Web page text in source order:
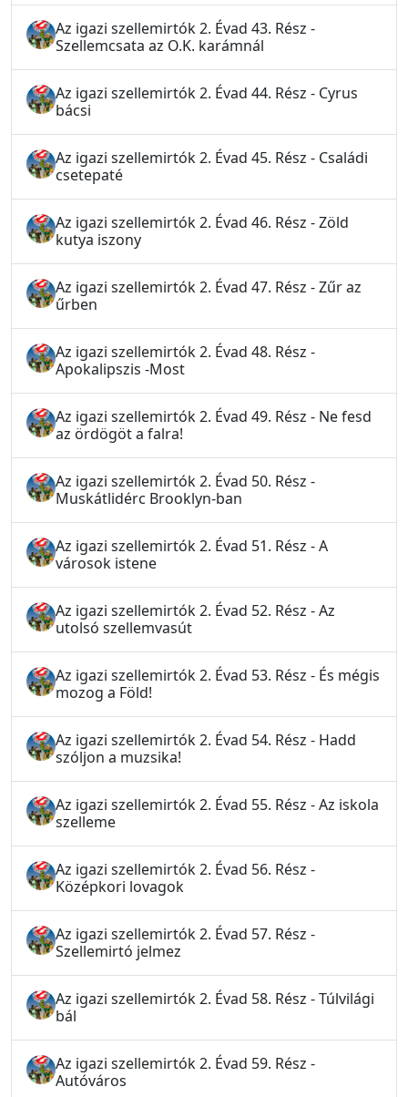
Az igazi szellemirtók 2. Évad 43. Rész -
Szellemcsata az O.K. karámnál
Az igazi szellemirtók 2. Évad 44. Rész - Cyrus
bácsi
Az igazi szellemirtók 2. Évad 45. Rész - Családi
csetepaté
Az igazi szellemirtók 2. Évad 46. Rész - Zöld
kutya iszony
Az igazi szellemirtók 2. Évad 47. Rész - Zűr az
űrben
Az igazi szellemirtók 2. Évad 48. Rész -
Apokalipszis -Most
Az igazi szellemirtók 2. Évad 49. Rész - Ne fesd
az ördögöt a falra!
Az igazi szellemirtók 2. Évad 50. Rész -
Muskátlidérc Brooklyn-ban
Az igazi szellemirtók 2. Évad 51. Rész - A
városok istene
Az igazi szellemirtók 2. Évad 52. Rész - Az
utolsó szellemvasút
Az igazi szellemirtók 2. Évad 53. Rész - És mégis
mozog a Föld!
Az igazi szellemirtók 2. Évad 54. Rész - Hadd
szóljon a muzsika!
Az igazi szellemirtók 2. Évad 55. Rész - Az iskola
szelleme
Az igazi szellemirtók 2. Évad 56. Rész -
Középkori lovagok
Az igazi szellemirtók 2. Évad 57. Rész -
Szellemirtó jelmez
Az igazi szellemirtók 2. Évad 58. Rész - Túlvilági
bál
Az igazi szellemirtók 2. Évad 59. Rész -
Autóváros